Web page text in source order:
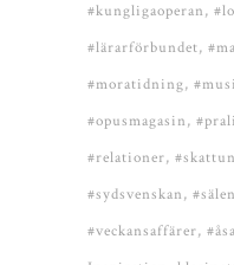
#kungligaoperan
#lärarförbundet
#moratidning
#opusmagasin
#relationer
#sydsvenskan #sälen
#veckansaffärer